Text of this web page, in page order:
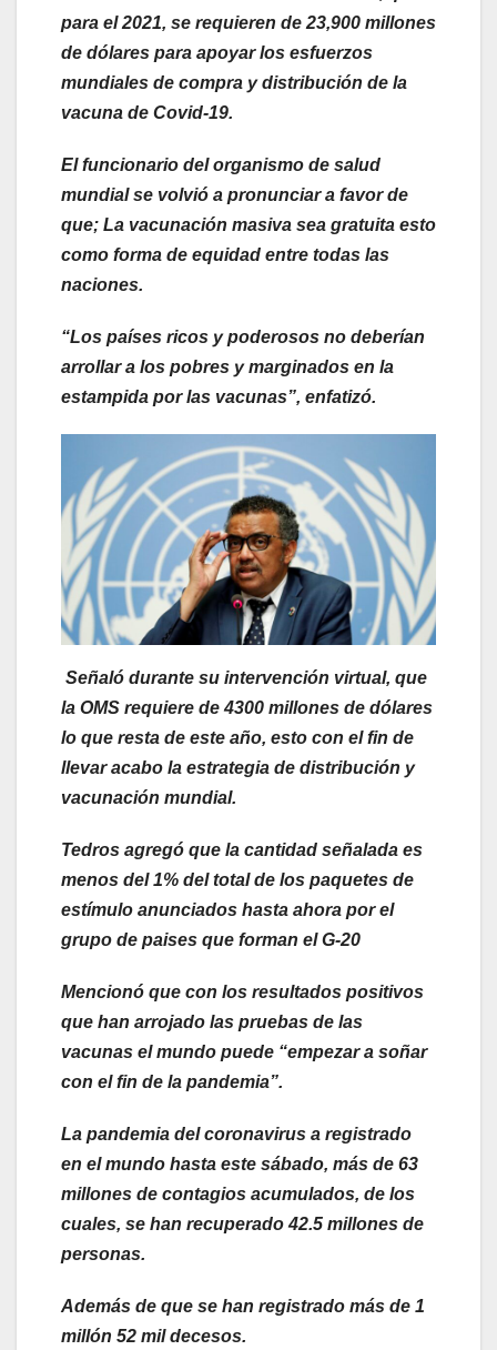
para el 2021, se requieren de 23,900 millones
de dólares para apoyar los esfuerzos
mundiales de compra y distribución de la
vacuna de Covid-19.
El funcionario del organismo de salud
mundial se volvió a pronunciar a favor de
que; La vacunación masiva sea gratuita esto
como forma de equidad entre todas las
naciones.
“Los países ricos y poderosos no deberían
arrollar a los pobres y marginados en la
estampida por las vacunas”, enfatizó.
Señaló durante su intervención virtual, que
la OMS requiere de 4300 millones de dólares
lo que resta de este año, esto con el fin de
llevar acabo la estrategia de distribución y
vacunación mundial.
Tedros agregó que la cantidad señalada es
menos del 1% del total de los paquetes de
estímulo anunciados hasta ahora por el
grupo de paises que forman el G-20
Mencionó que con los resultados positivos
que han arrojado las pruebas de las
vacunas el mundo puede “empezar a soñar
con el fin de la pandemia”.
La pandemia del coronavirus a registrado
en el mundo hasta este sábado, más de 63
millones de contagios acumulados, de los
cuales, se han recuperado 42.5 millones de
personas.
Además de que se han registrado más de 1
millón 52 mil decesos.